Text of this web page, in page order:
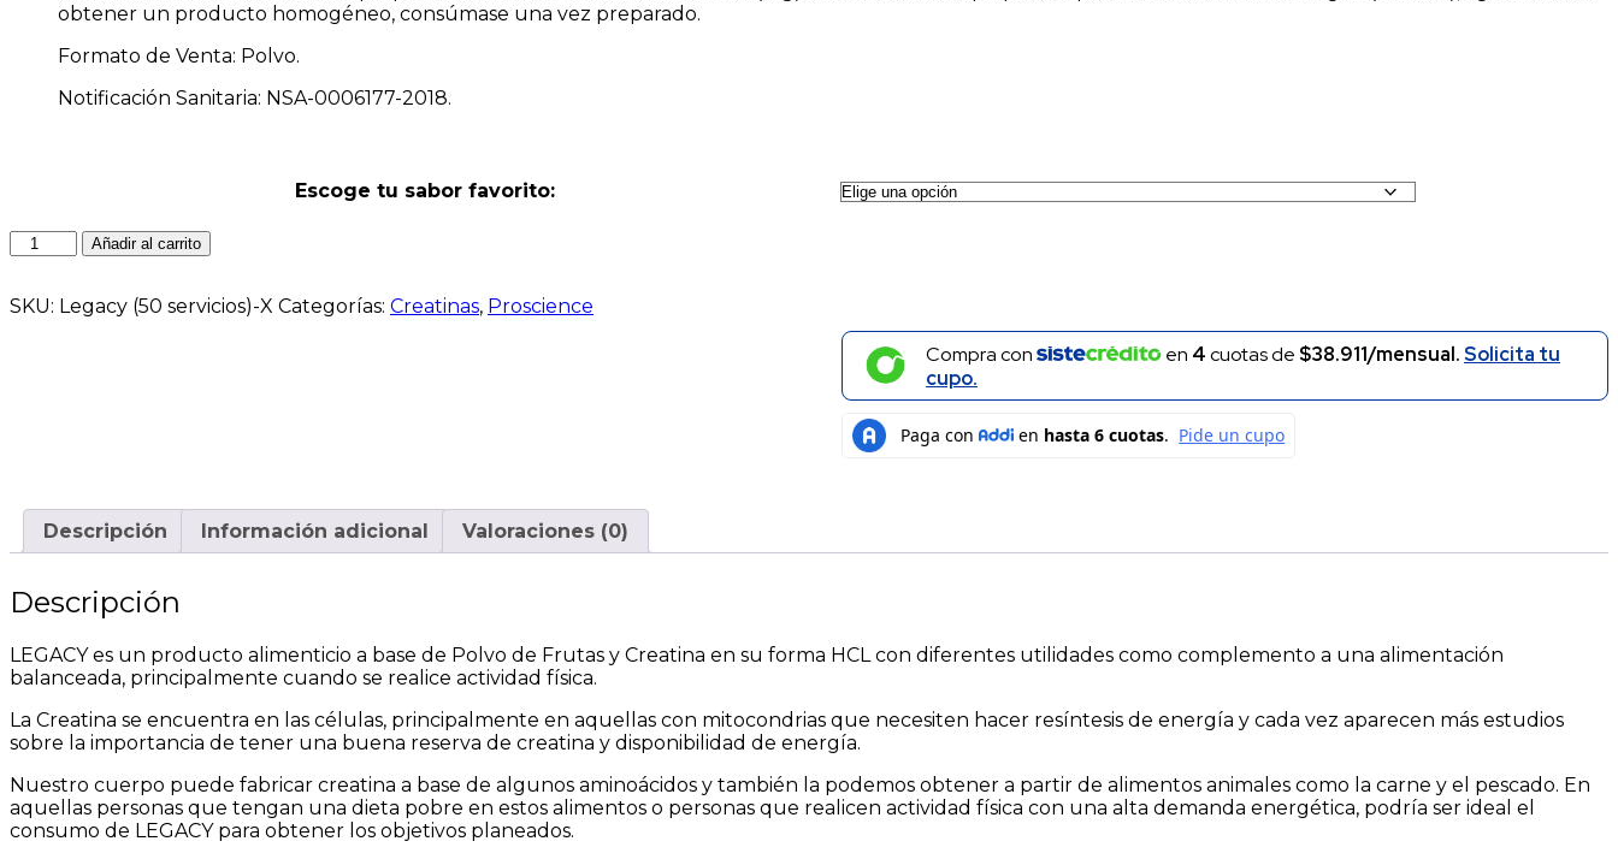
obtener un producto homogéneo, consúmase una vez preparado.
Formato de Venta: Polvo.
Notificación Sanitaria: NSA-0006177-2018.
Escoge tu sabor favorito:
Añadir al carrito
SKU: Legacy (50 servicios)-X Categorías: Creatinas, Proscience
Compra con en 4cuotas de $38.911/mensual.Solicita tu
cupo.
Descripción Información adicional Valoraciones (0)
Descripción
LEGACY es un producto alimenticio a base de Polvo de Frutas y Creatina en su forma HCL con diferentes utilidades como complemento a una alimentación
balanceada, principalmente cuando se realice actividad física.
La Creatina se encuentra en las células, principalmente en aquellas con mitocondrias que necesiten hacer resíntesis de energía y cada vez aparecen más estudios
sobre la importancia de tener una buena reserva de creatina y disponibilidad de energía.
Nuestro cuerpo puede fabricar creatina a base de algunos aminoácidos y también la podemos obtener a partir de alimentos animales como la carne y el pescado. En
aquellas personas que tengan una dieta pobre en estos alimentos o personas que realicen actividad física con una alta demanda energética, podría ser ideal el
consumo de LEGACY para obtener los objetivos planeados.